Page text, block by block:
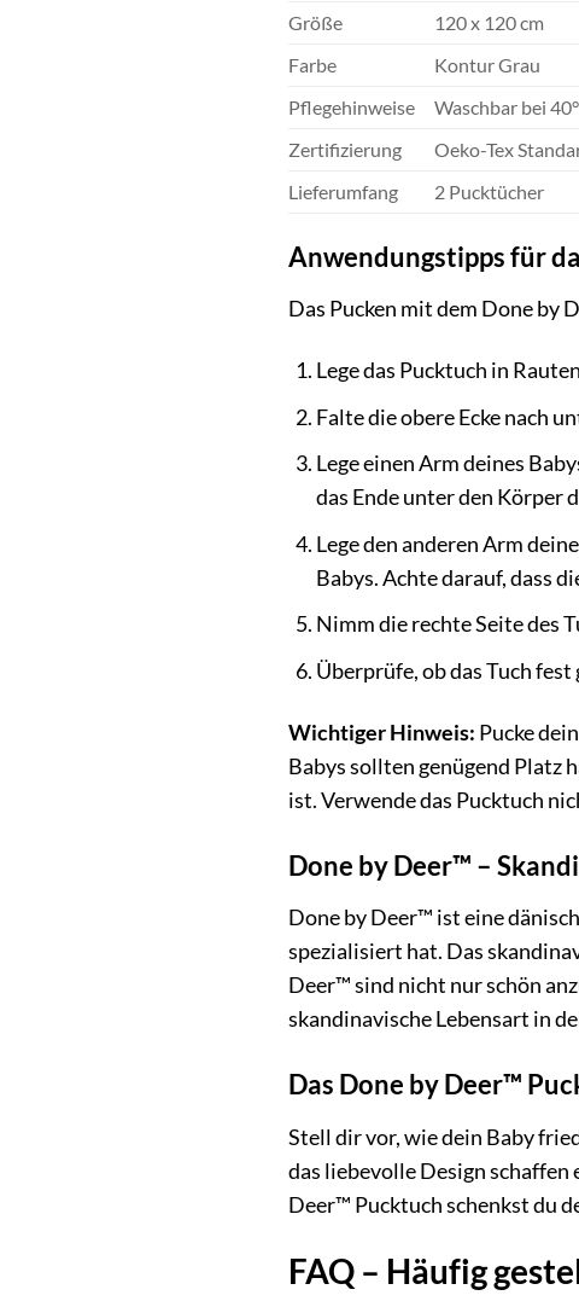
Größe
120 x 120 cm
Farbe
Kontur Grau
Pflegehinweise
Waschbar bei
Zertifizierung
Oeko-Tex
Lieferumfang
2 Pucktücher
Anwendungstipps für
Das Pucken mit dem Done by
Lege das Pucktuch in
Falte die obere Ecke nach
Lege einen Arm deines
das Ende unter den Körper
Lege den anderen Arm
Babys. Achte darauf, dass
Nimm die rechte Seite des
Überprüfe, ob das Tuch
Wichtiger Hinweis: Pucke
Babys sollten genügend Platz
ist. Verwende das Pucktuch
Done by Deer™ –
Done by Deer™ ist eine
spezialisiert hat. Das
Deer™ sind nicht nur schön
skandinavische Lebensart in
Das Done by Deer™
Stell dir vor, wie dein Baby
das liebevolle Design
Deer™ Pucktuch schenkst du
FAQ – Häufig